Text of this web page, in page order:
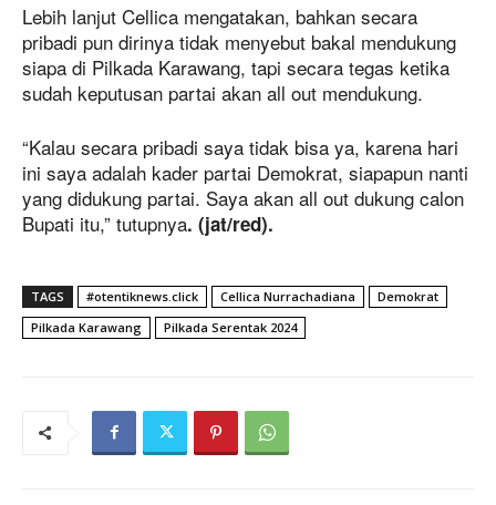
Lebih lanjut Cellica mengatakan, bahkan secara
pribadi pun dirinya tidak menyebut bakal mendukung
siapa di Pilkada Karawang, tapi secara tegas ketika
sudah keputusan partai akan all out mendukung.
“Kalau secara pribadi saya tidak bisa ya, karena hari
ini saya adalah kader partai Demokrat, siapapun nanti
yang didukung partai. Saya akan all out dukung calon
Bupati itu,” tutupnya. (jat/red).
TAGS #otentiknews.click Cellica Nurrachadiana
Demokrat
Pilkada Karawang
Pilkada Serentak 2024